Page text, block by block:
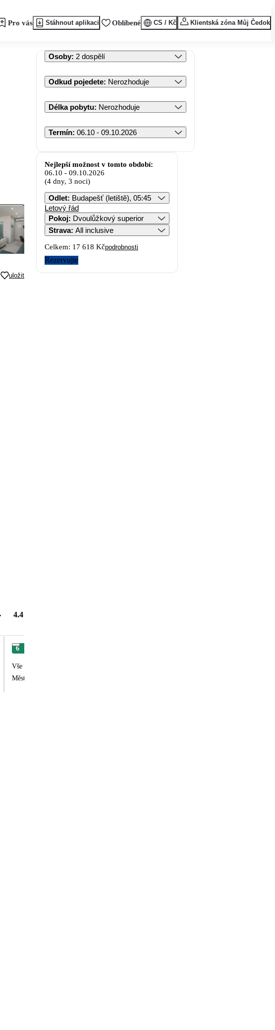
Pro vás Stáhnout aplikaci Oblíbené CS / Kč Klientská zóna Můj Čedok
uložit
4.4
6
Vše bylo dle nabídky z katalogu Čedok. Není co vytknout. Moře je moc pěkné, jen zde
Město, kde je hotel, je velmi malé skoro žádné večerní vyžití.
Osoby: 2 dospělí
Odkud pojedete: Nerozhoduje
Délka pobytu: Nerozhoduje
Termín: 06.10 - 09.10.2026
Nejlepší možnost v tomto období:
06.10 - 09.10.2026
(4 dny, 3 noci)
Odlet: Budapešť (letiště), 05:45
Letový řád
Pokoj: Dvoulůžkový superior
Strava: All inclusive
Celkem: 17 618 Kčpodrobnosti
Rezervujte